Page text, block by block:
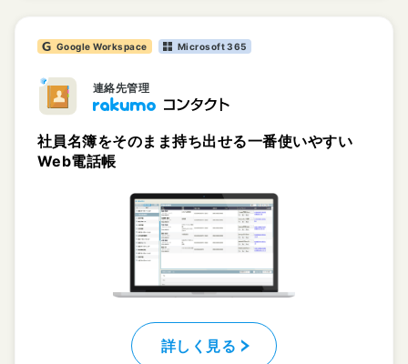
Google Workspace Microsoft 365
連絡先管理
社員名簿をそのまま持ち出せる一番使いやすい
Web電話帳
詳しく見る